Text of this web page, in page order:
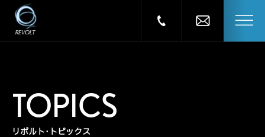
TOPICS
リボルト･トピックス